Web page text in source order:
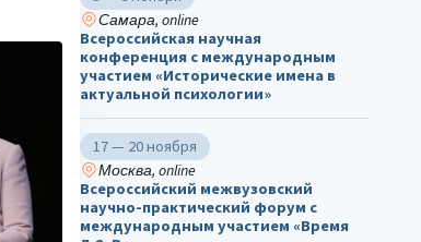
Самара, online
Всероссийская научная
конференция с международным
участием «Исторические имена в
актуальной психологии»
17 — 20 ноября
Москва, online
Всероссийский межвузовский
научно-практический форум с
международным участием «Время